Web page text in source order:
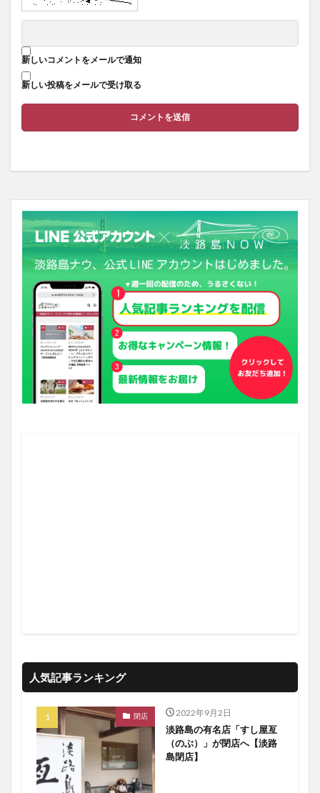
新しいコメントをメールで通知
新しい投稿をメールで受け取る
人気記事ランキング
閉店 2022年9月2日
淡路島の有名店「すし屋亙
（のぶ）」が閉店へ【淡路
島閉店】